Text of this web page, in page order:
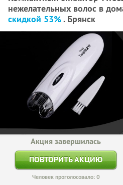
нежелательных волос в
скидкой 53%. Брянск
Акция завершилась
ПОВТОРИТЬ АКЦИЮ
Человек проголосовало: 0